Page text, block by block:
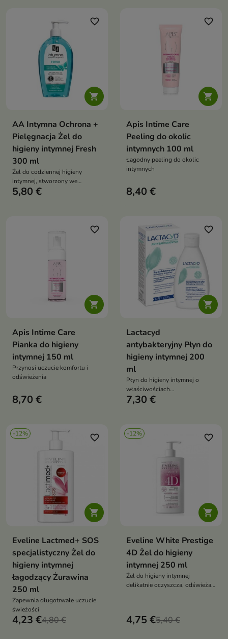

favorite_border
AA Intymna Ochrona +
Pielęgnacja Żel do
higieny intymnej Fresh
300 ml
Żel do codziennej higieny
intymnej, stworzony we
współpracy z lekarzami
5,80 €

favorite_border
Apis Intime Care
Peeling do okolic
intymnych 100 ml
Łagodny peeling do okolic
intymnych
8,40 €

favorite_border
Apis Intime Care
Pianka do higieny
intymnej 150 ml
Przynosi uczucie komfortu i
odświeżenia
8,70 €

favorite_border
Lactacyd
antybakteryjny Płyn do
higieny intymnej 200
ml
Płyn do higieny intymnej o
właściwościach
antybakteryjnych
7,30 €
-12%

favorite_border
Eveline Lactmed+ SOS
specjalistyczny Żel do
higieny intymnej
łagodzący Żurawina
250 ml
Zapewnia długotrwałe uczucie
świeżości
4,23 €4,80 €
-12%

favorite_border
Eveline White Prestige
4D Żel do higieny
intymnej 250 ml
Żel do higieny intymnej
delikatnie oczyszcza, odświeża i
4D wspiera uczucie czystości,
4,75 €5,40 €